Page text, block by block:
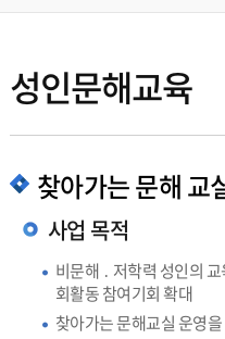
성인문해교육
찾아가는 문해 교
사업 목적
비문해 ․ 저학력 성인의
회활동 참여기회 확대
찾아가는 문해교실 운영